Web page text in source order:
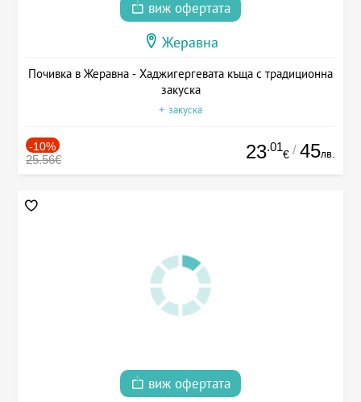
виж офертата
Жеравна
Почивка в Жеравна - Хаджигергевата къща с традиционна
закуска
+ закуска
-10%
25.56€ 23.01
€ / 45лв.
виж офертата